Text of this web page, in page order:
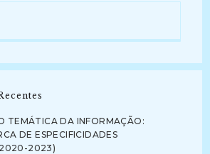
TEMÁTICA DA INFORMAÇÃO:
DE ESPECIFICIDADES
2023)